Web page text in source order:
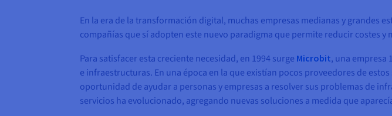
En la era de la transformación digital, muchas empresas medianas y grandes
compañías que sí adopten este nuevo paradigma que permite reducir costes y
Para satisfacer esta creciente necesidad, en 1994 surge Microbit, una empresa
e infraestructuras. En una época en la que existían pocos proveedores de
oportunidad de ayudar a personas y empresas a resolver sus problemas de
servicios ha evolucionado, agregando nuevas soluciones a medida que